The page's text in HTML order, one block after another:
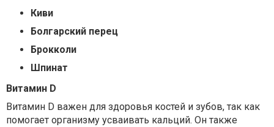
Киви
Болгарский перец
Брокколи
Шпинат
Витамин D
Витамин D важен для здоровья костей и зубов, так как
помогает организму усваивать кальций. Он также